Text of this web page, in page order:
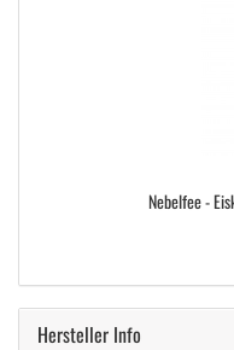
Nebelfee -
Hersteller Info